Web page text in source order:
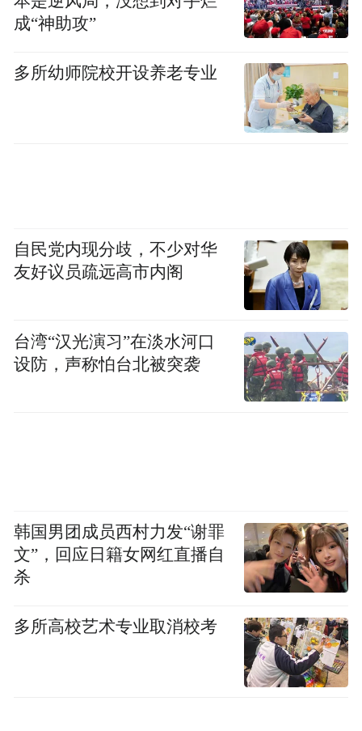
成“神助攻”
多所幼师院校开设养老专业
自民党内现分歧，不少对华
友好议员疏远高市内阁
台湾“汉光演习”在淡水河口
设防，声称怕台北被突袭
韩国男团成员西村力发“谢罪
文”，回应日籍女网红直播自
杀
多所高校艺术专业取消校考